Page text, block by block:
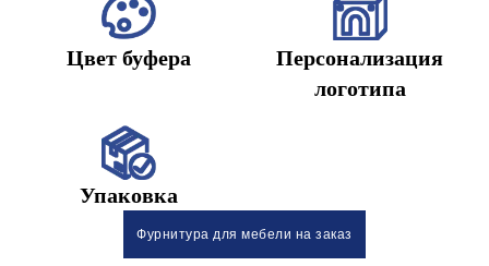
Цвет буфера
Персонализация
логотипа
Упаковка
Фурнитура для мебели на заказ